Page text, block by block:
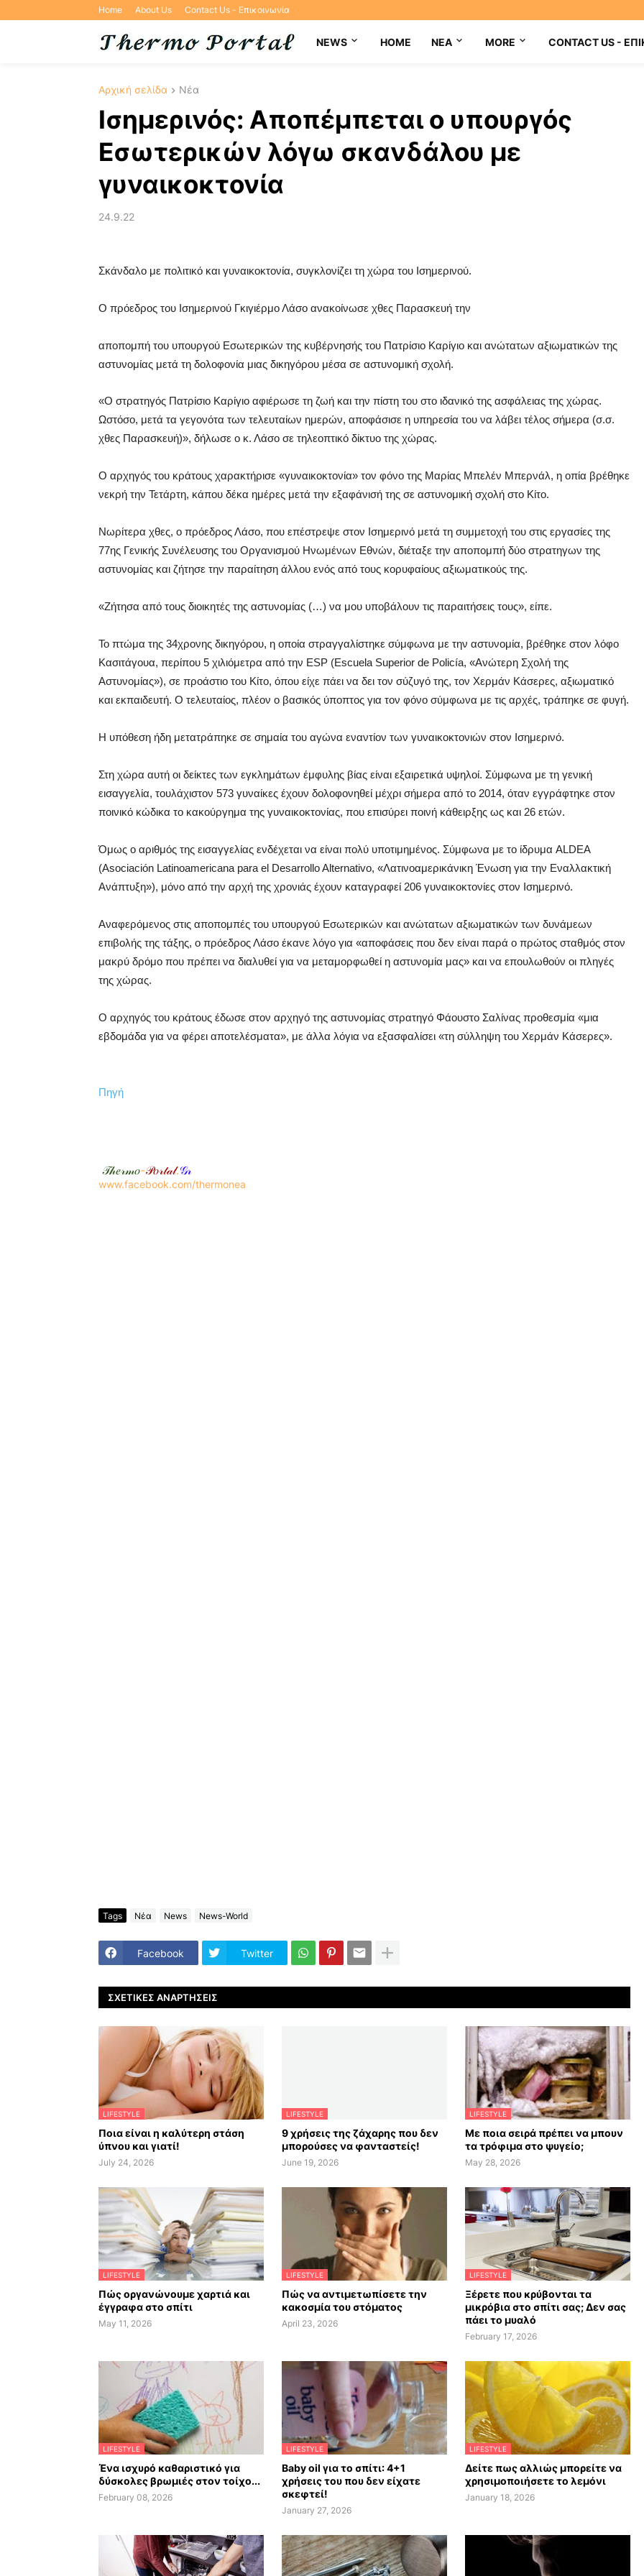
Home About Us Contact Us - Επικοινωνία
NEWS HOME NEA MORE CONTACT US -
Αρχική σελίδα Νέα
Ισημερινός: Αποπέμπεται ο υπουργός
Εσωτερικών λόγω σκανδάλου με
γυναικοκτονία
24.9.22
Σκάνδαλο με πολιτικό και γυναικοκτονία, συγκλονίζει τη χώρα του Ισημερινού.
Ο πρόεδρος του Ισημερινού Γκιγιέρμο Λάσο ανακοίνωσε χθες Παρασκευή την
αποπομπή του υπουργού Εσωτερικών της κυβέρνησής του Πατρίσιο Καρίγιο και ανώτατων αξιωματικών της
αστυνομίας μετά τη δολοφονία μιας δικηγόρου μέσα σε αστυνομική σχολή.
«Ο στρατηγός Πατρίσιο Καρίγιο αφιέρωσε τη ζωή και την πίστη του στο ιδανικό της ασφάλειας της χώρας.
Ωστόσο, μετά τα γεγονότα των τελευταίων ημερών, αποφάσισε η υπηρεσία του να λάβει τέλος σήμερα (σ.σ.
χθες Παρασκευή)», δήλωσε ο κ. Λάσο σε τηλεοπτικό δίκτυο της χώρας.
Ο αρχηγός του κράτους χαρακτήρισε «γυναικοκτονία» τον φόνο της Μαρίας Μπελέν Μπερνάλ, η οπία βρέθηκε
νεκρή την Τετάρτη, κάπου δέκα ημέρες μετά την εξαφάνισή της σε αστυνομική σχολή στο Κίτο.
Νωρίτερα χθες, ο πρόεδρος Λάσο, που επέστρεψε στον Ισημερινό μετά τη συμμετοχή του στις εργασίες της
77ης Γενικής Συνέλευσης του Οργανισμού Ηνωμένων Εθνών, διέταξε την αποπομπή δύο στρατηγων της
αστυνομίας και ζήτησε την παραίτηση άλλου ενός από τους κορυφαίους αξιωματικούς της.
«Ζήτησα από τους διοικητές της αστυνομίας (…) να μου υποβάλουν τις παραιτήσεις τους», είπε.
Το πτώμα της 34χρονης δικηγόρου, η οποία στραγγαλίστηκε σύμφωνα με την αστυνομία, βρέθηκε στον λόφο
Κασιτάγουα, περίπου 5 χιλιόμετρα από την ESP (Escuela Superior de Policía, «Ανώτερη Σχολή της
Αστυνομίας»), σε προάστιο του Κίτο, όπου είχε πάει να δει τον σύζυγό της, τον Χερμάν Κάσερες, αξιωματικό
και εκπαιδευτή. Ο τελευταίος, πλέον ο βασικός ύποπτος για τον φόνο σύμφωνα με τις αρχές, τράπηκε σε φυγή.
Η υπόθεση ήδη μετατράπηκε σε σημαία του αγώνα εναντίον των γυναικοκτονιών στον Ισημερινό.
Στη χώρα αυτή οι δείκτες των εγκλημάτων έμφυλης βίας είναι εξαιρετικά υψηλοί. Σύμφωνα με τη γενική
εισαγγελία, τουλάχιστον 573 γυναίκες έχουν δολοφονηθεί μέχρι σήμερα από το 2014, όταν εγγράφτηκε στον
ποινικό κώδικα το κακούργημα της γυναικοκτονίας, που επισύρει ποινή κάθειρξης ως και 26 ετών.
Όμως ο αριθμός της εισαγγελίας ενδέχεται να είναι πολύ υποτιμημένος. Σύμφωνα με το ίδρυμα ALDEA
(Asociación Latinoamericana para el Desarrollo Alternativο, «Λατινοαμερικάνικη Ένωση για την Εναλλακτική
Ανάπτυξη»), μόνο από την αρχή της χρονιάς έχουν καταγραφεί 206 γυναικοκτονίες στον Ισημερινό.
Αναφερόμενος στις αποπομπές του υπουργού Εσωτερικών και ανώτατων αξιωματικών των δυνάμεων
επιβολής της τάξης, ο πρόεδρος Λάσο έκανε λόγο για «αποφάσεις που δεν είναι παρά ο πρώτος σταθμός στον
μακρύ δρόμο που πρέπει να διαλυθεί για να μεταμορφωθεί η αστυνομία μας» και να επουλωθούν οι πληγές
της χώρας.
Ο αρχηγός του κράτους έδωσε στον αρχηγό της αστυνομίας στρατηγό Φάουστο Σαλίνας προθεσμία «μια
εβδομάδα για να φέρει αποτελέσματα», με άλλα λόγια να εξασφαλίσει «τη σύλληψη του Χερμάν Κάσερες».
Πηγή
𝒯𝒽𝑒𝓇𝓂𝑜-𝒫𝑜𝓇𝓉𝒶𝓁.𝒢𝓇
www.facebook.com/thermonea
Tags Νέα News News-World
Facebook Twitter
ΣΧΕΤΙΚΈΣ ΑΝΑΡΤΉΣΕΙΣ
LIFESTYLE
Ποια είναι η καλύτερη στάση
ύπνου και γιατί!
July 24, 2026
LIFESTYLE
9 χρήσεις της ζάχαρης που δεν
μπορούσες να φανταστείς!
June 19, 2026
LIFESTYLE
Με ποια σειρά πρέπει να μπουν
τα τρόφιμα στο ψυγείο;
May 28, 2026
LIFESTYLE
Πώς οργανώνουμε χαρτιά και
έγγραφα στο σπίτι
May 11, 2026
LIFESTYLE
Πώς να αντιμετωπίσετε την
κακοσμία του στόματος
April 23, 2026
LIFESTYLE
Ξέρετε που κρύβονται τα
μικρόβια στο σπίτι σας; Δεν σας
πάει το μυαλό
February 17, 2026
LIFESTYLE
Ένα ισχυρό καθαριστικό για
δύσκολες βρωμιές στον τοίχο...
February 08, 2026
LIFESTYLE
Baby oil για το σπίτι: 4+1
χρήσεις του που δεν είχατε
σκεφτεί!
January 27, 2026
LIFESTYLE
Δείτε πως αλλιώς μπορείτε να
χρησιμοποιήσετε το λεμόνι
January 18, 2026